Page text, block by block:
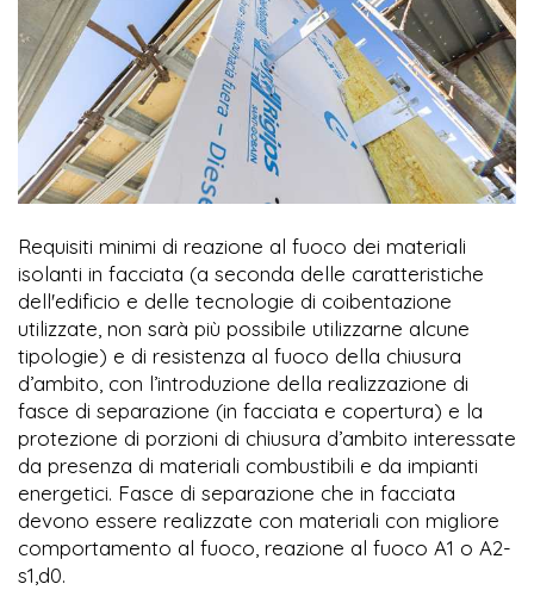
Requisiti minimi di reazione al fuoco dei materiali
isolanti in facciata (a seconda delle caratteristiche
dell'edificio e delle tecnologie di coibentazione
utilizzate, non sarà più possibile utilizzarne alcune
tipologie) e di resistenza al fuoco della chiusura
d’ambito, con l’introduzione della realizzazione di
fasce di separazione (in facciata e copertura) e la
protezione di porzioni di chiusura d’ambito interessate
da presenza di materiali combustibili e da impianti
energetici. Fasce di separazione che in facciata
devono essere realizzate con materiali con migliore
comportamento al fuoco, reazione al fuoco A1 o A2-
s1,d0.